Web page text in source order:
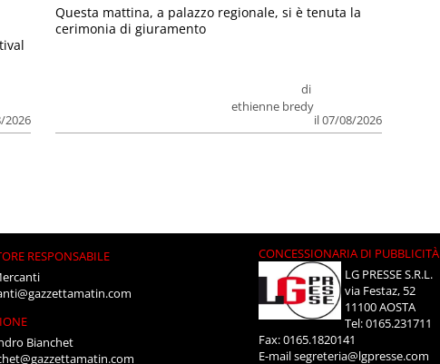
2026
di
ethienne bredy
il 07/08/2026
Questa mattina, a palazzo regionale, si è tenuta la
cerimonia di giuramento
RESPONSABILE
Bianchet
CONCESSIONARIA DI PUBBLICITÀ
LG PRESSE S.R.L.
via Festaz, 52
11100 AOSTA
Tel: 0165.231711
Fax: 0165.1820141
E-mailsegreteria@lgpresse.com